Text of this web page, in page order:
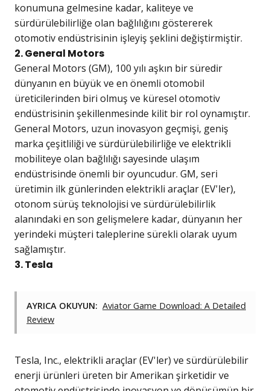
konumuna gelmesine kadar, kaliteye ve
sürdürülebilirliğe olan bağlılığını göstererek
otomotiv endüstrisinin işleyiş şeklini değiştirmiştir.
2. General Motors
General Motors (GM), 100 yılı aşkın bir süredir
dünyanın en büyük ve en önemli otomobil
üreticilerinden biri olmuş ve küresel otomotiv
endüstrisinin şekillenmesinde kilit bir rol oynamıştır.
General Motors, uzun inovasyon geçmişi, geniş
marka çeşitliliği ve sürdürülebilirliğe ve elektrikli
mobiliteye olan bağlılığı sayesinde ulaşım
endüstrisinde önemli bir oyuncudur. GM, seri
üretimin ilk günlerinden elektrikli araçlar (EV'ler),
otonom sürüş teknolojisi ve sürdürülebilirlik
alanındaki en son gelişmelere kadar, dünyanın her
yerindeki müşteri taleplerine sürekli olarak uyum
sağlamıştır.
3. Tesla
AYRICA OKUYUN: Aviator Game Download: A Detailed
Review
Tesla, Inc., elektrikli araçlar (EV'ler) ve sürdürülebilir
enerji ürünleri üreten bir Amerikan şirketidir ve